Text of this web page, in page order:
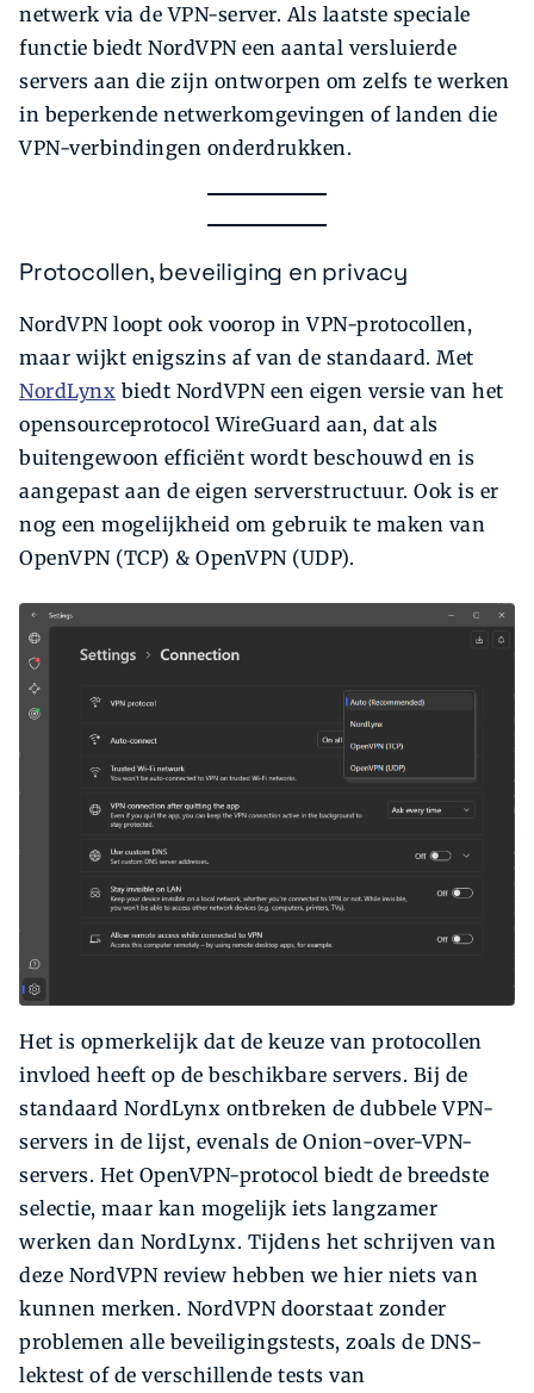
netwerk via de VPN-server. Als laatste speciale
functie biedt NordVPN een aantal versluierde
servers aan die zijn ontworpen om zelfs te werken
in beperkende netwerkomgevingen of landen die
VPN-verbindingen onderdrukken.
Protocollen, beveiliging en privacy
NordVPN loopt ook voorop in VPN-protocollen,
maar wijkt enigszins af van de standaard. Met
NordLynx biedt NordVPN een eigen versie van het
opensourceprotocol WireGuard aan, dat als
buitengewoon efficiënt wordt beschouwd en is
aangepast aan de eigen serverstructuur. Ook is er
nog een mogelijkheid om gebruik te maken van
OpenVPN (TCP) & OpenVPN (UDP).
Het is opmerkelijk dat de keuze van protocollen
invloed heeft op de beschikbare servers. Bij de
standaard NordLynx ontbreken de dubbele VPN-
servers in de lijst, evenals de Onion-over-VPN-
servers. Het OpenVPN-protocol biedt de breedste
selectie, maar kan mogelijk iets langzamer
werken dan NordLynx. Tijdens het schrijven van
deze NordVPN review hebben we hier niets van
kunnen merken. NordVPN doorstaat zonder
problemen alle beveiligingstests, zoals de DNS-
lektest of de verschillende tests van